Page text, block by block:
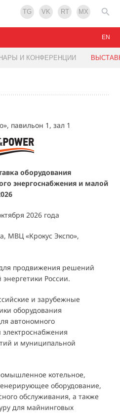
TG VK RT MX
И КОНФЕРЕНЦИИ
EN
павильон 1, зал 1
оборудования
энергоснабжения и малой
2026 года
МВЦ «Крокус Экспо»,
продвижения решений
России.
и зарубежные
оборудования
автономного
электроснабжения
и муниципальной
котельное,
оборудование,
обслуживания, а также
для майнинговых